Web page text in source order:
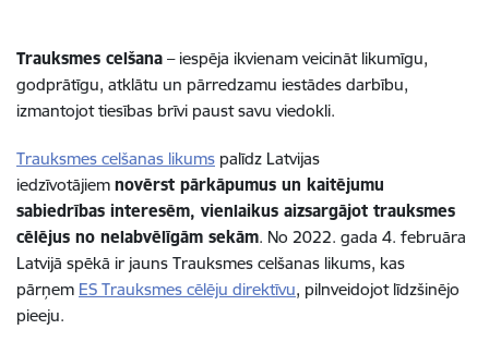
Trauksmes celšana – iespēja ikvienam veicināt likumīgu,
godprātīgu, atklātu un pārredzamu iestādes darbību,
izmantojot tiesības brīvi paust savu viedokli.
Trauksmes celšanas likums palīdz Latvijas
iedzīvotājiem novērst pārkāpumus un kaitējumu
sabiedrības interesēm, vienlaikus aizsargājot trauksmes
cēlējus no nelabvēlīgām sekām. No 2022. gada 4. februāra
Latvijā spēkā ir jauns Trauksmes celšanas likums, kas
pārņem ES Trauksmes cēlēju direktīvu, pilnveidojot līdzšinējo
pieeju.